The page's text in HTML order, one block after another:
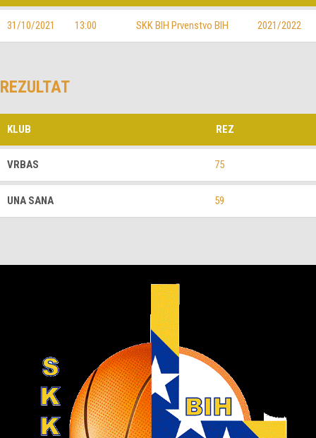
31/10/2021 13:00 SKK BIH Prvenstvo BIH 2021/2022
REZULTAT
KLUB REZ
VRBAS 75
UNA SANA 59